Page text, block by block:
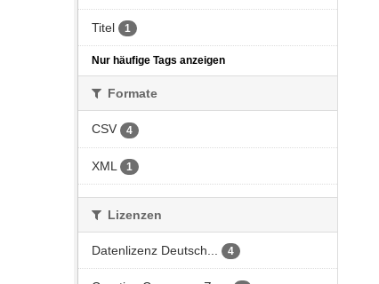
Titel 1
Nur häufige Tags anzeigen
Formate
CSV 4
XML 1
Lizenzen
Datenlizenz Deutsch... 4